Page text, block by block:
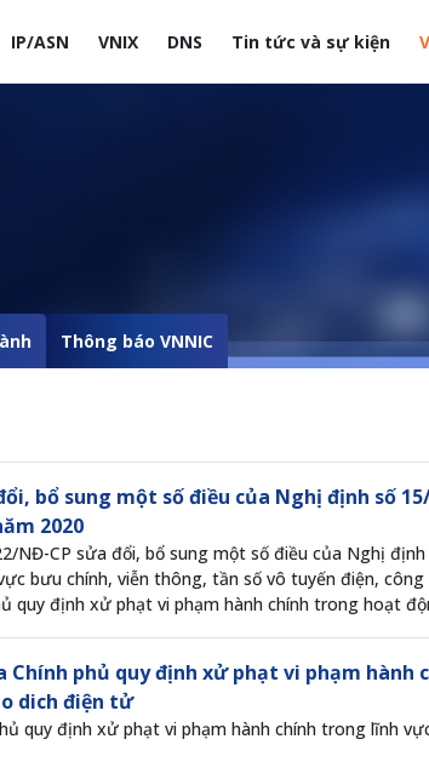
IP/ASN VNIX DNS Tin tức và sự kiện
Thông báo VNNIC
bổ sung một số điều của Nghị định số
2020
NĐ-CP sửa đổi, bổ sung một số điều của Nghị
bưu chính, viễn thông, tần số vô tuyến điện,
quy định xử phạt vi phạm hành chính trong hoạt
Chính phủ quy định xử phạt vi phạm
dich điện tử
quy định xử phạt vi phạm hành chính trong lĩnh